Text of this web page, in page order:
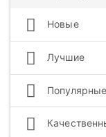
Новые
Лучшие
Популярные